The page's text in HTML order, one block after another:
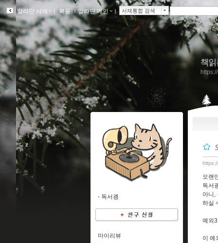
알라딘 서재 ｌ북플ｌ알라딘 메인 ｌ 서재통합 검색
책
오랜
독서
아니,
하실
예외
이 예
- 독서괭
마이리뷰